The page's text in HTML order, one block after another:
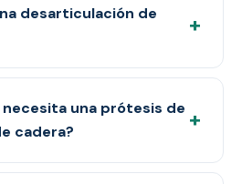
desarticulación de
+
necesita una prótesis de
cadera?
+